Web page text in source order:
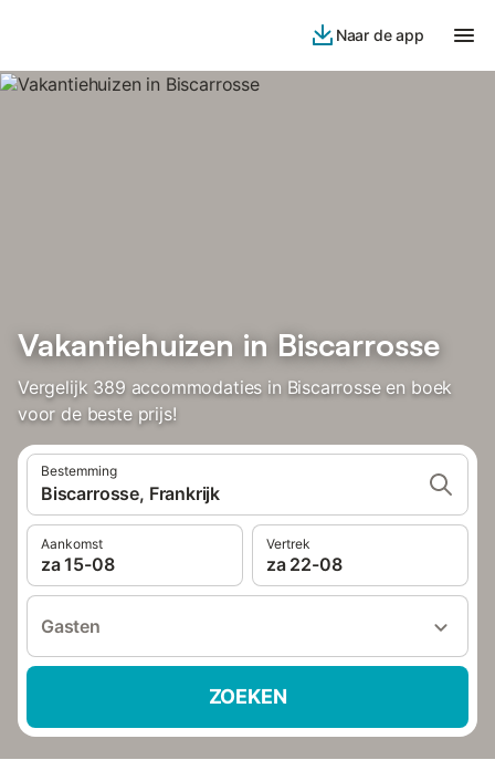
Naar de app
Vakantiehuizen in Biscarrosse
Vergelijk 389 accommodaties in Biscarrosse en boek
voor de beste prijs!
Bestemming
Biscarrosse, Frankrijk
Aankomst
za 15-08
Vertrek
za 22-08
Gasten
ZOEKEN